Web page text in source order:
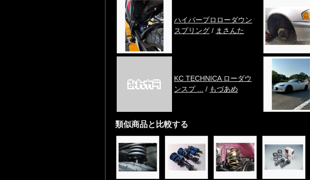
ハイパープロローダウン
スプリング / まさんた
KC TECHNICA ローダウ
ンスプ ...
/ もづあめ
類似商品と比較する